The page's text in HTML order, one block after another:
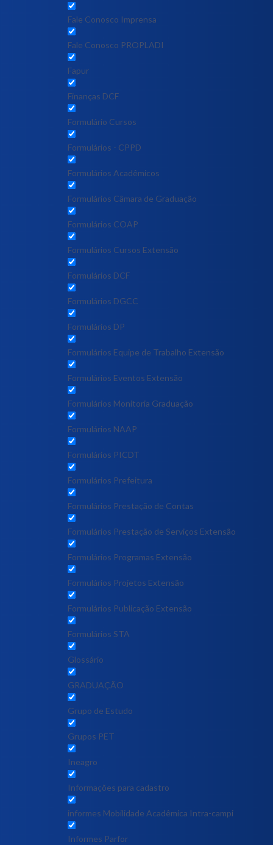
Fale Conosco Imprensa
Fale Conosco PROPLADI
Fapur
Finanças DCF
Formulário Cursos
Formulários - CPPD
Formulários Acadêmicos
Formulários Câmara de Graduação
Formulários COAP
Formulários Cursos Extensão
Formulários DCF
Formulários DGCC
Formulários DP
Formulários Equipe de Trabalho Extensão
Formulários Eventos Extensão
Formulários Monitoria Graduação
Formulários NAAP
Formulários PICDT
Formulários Prefeitura
Formulários Prestação de Contas
Formulários Prestação de Serviços Extensão
Formulários Programas Extensão
Formulários Projetos Extensão
Formulários Publicação Extensão
Formulários STA
Glossário
GRADUAÇÃO
Grupo de Estudo
Grupos PET
Ineagro
Informações para cadastro
informes Mobilidade Acadêmica Intra-campi
Informes Parfor